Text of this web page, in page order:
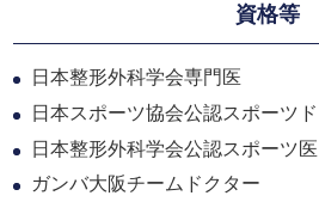
資格等
日本整形外科学会専門医
日本スポーツ協会公認スポーツ
日本整形外科学会公認スポーツ医
ガンバ大阪チームドクター